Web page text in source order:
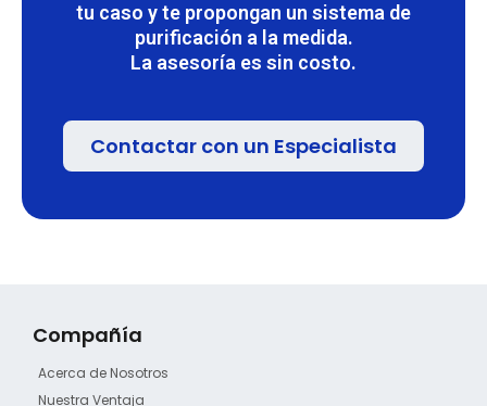
tu caso y te propongan un sistema de
purificación a la medida.
La asesoría es sin costo.
Contactar con un Especialista
Compañía
Acerca de Nosotros
Nuestra Ventaja